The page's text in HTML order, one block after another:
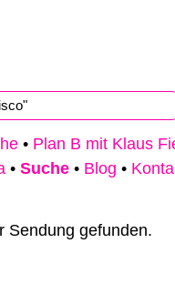
• Plan B mit Klaus
• Suche • Blog •
Sendung gefunden.